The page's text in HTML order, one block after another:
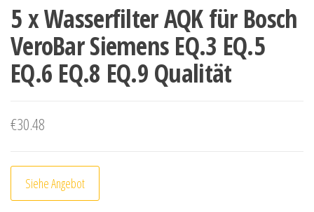
5 x Wasserfilter AQK für Bosch
VeroBar Siemens EQ.3 EQ.5
EQ.6 EQ.8 EQ.9 Qualität
€30.48
Siehe Angebot